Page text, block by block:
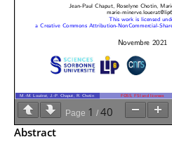
S’engager à Télécom
Paris
responsable : nos
élèves impliqués
Parcours Numérique
Responsable
Enquête 1er emploi
Artificielle en
Expert
cybersécurité des
systèmes
d’information
Intelligence
• Journaliste
• Créateur d’entreprise
Page 1 / 40
Abstract